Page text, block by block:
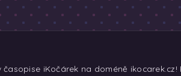
iKočárek na doméně